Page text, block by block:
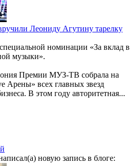
Леониду Агутину тарелку
номинации «За вклад в
музыки».
Премии МУЗ-ТВ собрала на
Арены» всех главных звезд
В этом году авторитетная...
новую запись в блоге: